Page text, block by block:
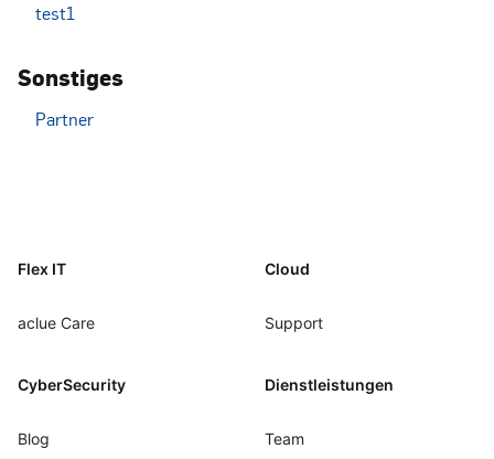
test1
Sonstiges
Partner
Flex IT
aclue Care
Cloud
Support
CyberSecurity
Blog
Dienstleistungen
Team